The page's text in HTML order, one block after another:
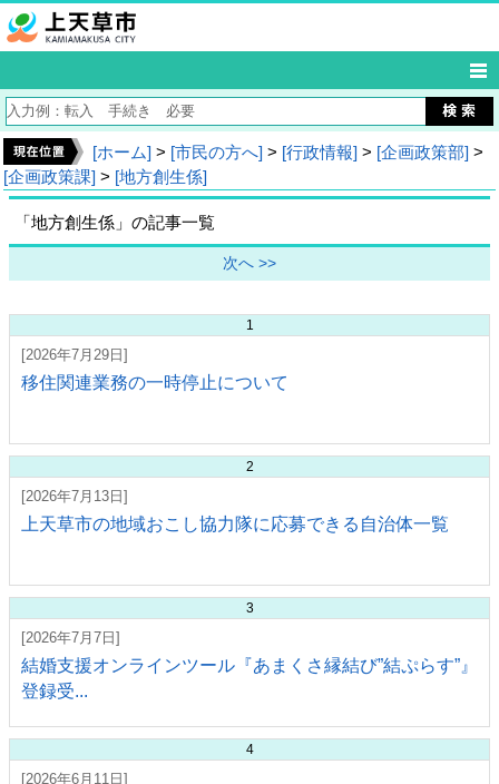
[ホーム] > [市民の方へ] > [行政情報] > [企画政策部] >
[企画政策課] > [地方創生係]
「地方創生係」の記事一覧
次へ >>
1
[2026年7月29日]
移住関連業務の一時停止について
2
[2026年7月13日]
上天草市の地域おこし協力隊に応募できる自治体一覧
3
[2026年7月7日]
結婚支援オンラインツール『あまくさ縁結び”結ぷらす”』
登録受...
4
[2026年6月11日]